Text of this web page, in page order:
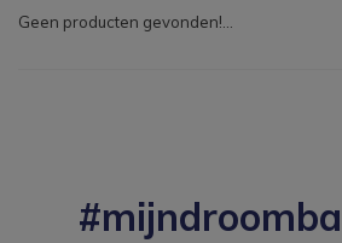
Geen producten gevonden!...